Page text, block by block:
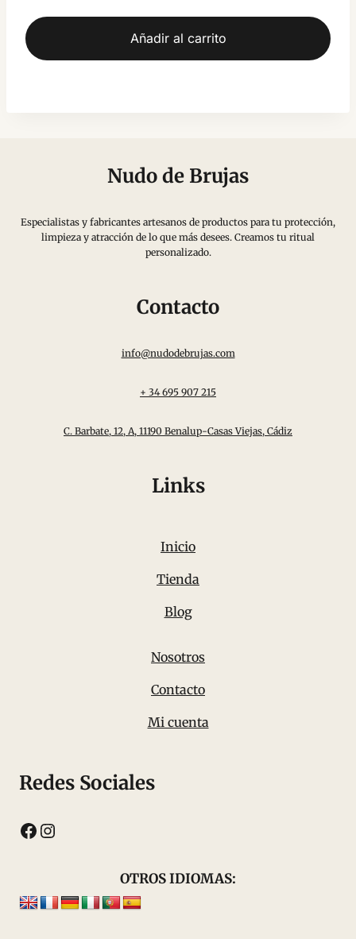
de 5
Añadir al carrito
Nudo de Brujas
Especialistas y fabricantes artesanos de productos para tu protección,
limpieza y atracción de lo que más desees. Creamos tu ritual
personalizado.
Contacto
info@nudodebrujas.com
+ 34 695 907 215
C. Barbate, 12, A, 11190 Benalup-Casas Viejas, Cádiz
Links
Inicio
Tienda
Blog
Nosotros
Contacto
Mi cuenta
Redes Sociales
Facebook
Instagram
OTROS IDIOMAS: